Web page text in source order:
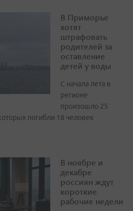
В Приморье
хотят
штрафовать
родителей за
оставление
детей у воды
С начала лета в
регионе
произошло 25
погибли 18 человек
В ноябре и
декабре
россиян ждут
короткие
рабочие недели